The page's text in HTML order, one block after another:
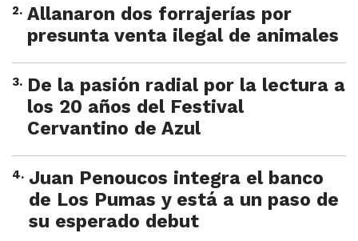
2. Allanaron dos forrajerías por
presunta venta ilegal de animales
3. De la pasión radial por la lectura a
los 20 años del Festival
Cervantino de Azul
4. Juan Penoucos integra el banco
de Los Pumas y está a un paso de
su esperado debut